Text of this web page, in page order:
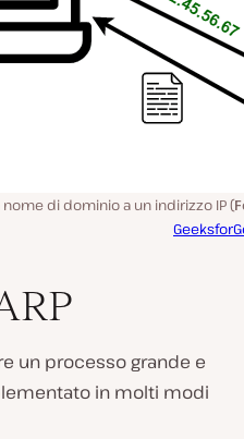
nome di dominio a un indirizzo IP (
un processo grande e
in molti modi